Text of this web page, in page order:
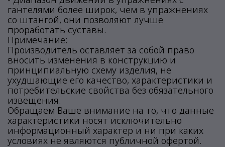
гантелями более широк, чем в упражнениях
со штангой, они позволяют лучше
проработать суставы.
Примечание:
Производитель оставляет за собой право
вносить изменения в конструкцию и
принципиальную схему изделия, не
ухудшающие его качество, характеристики и
потребительские свойства без обязательного
извещения.
Обращаем Ваше внимание на то, что данные
характеристики носят исключительно
информационный характер и ни при каких
условиях не являются публичной офертой.